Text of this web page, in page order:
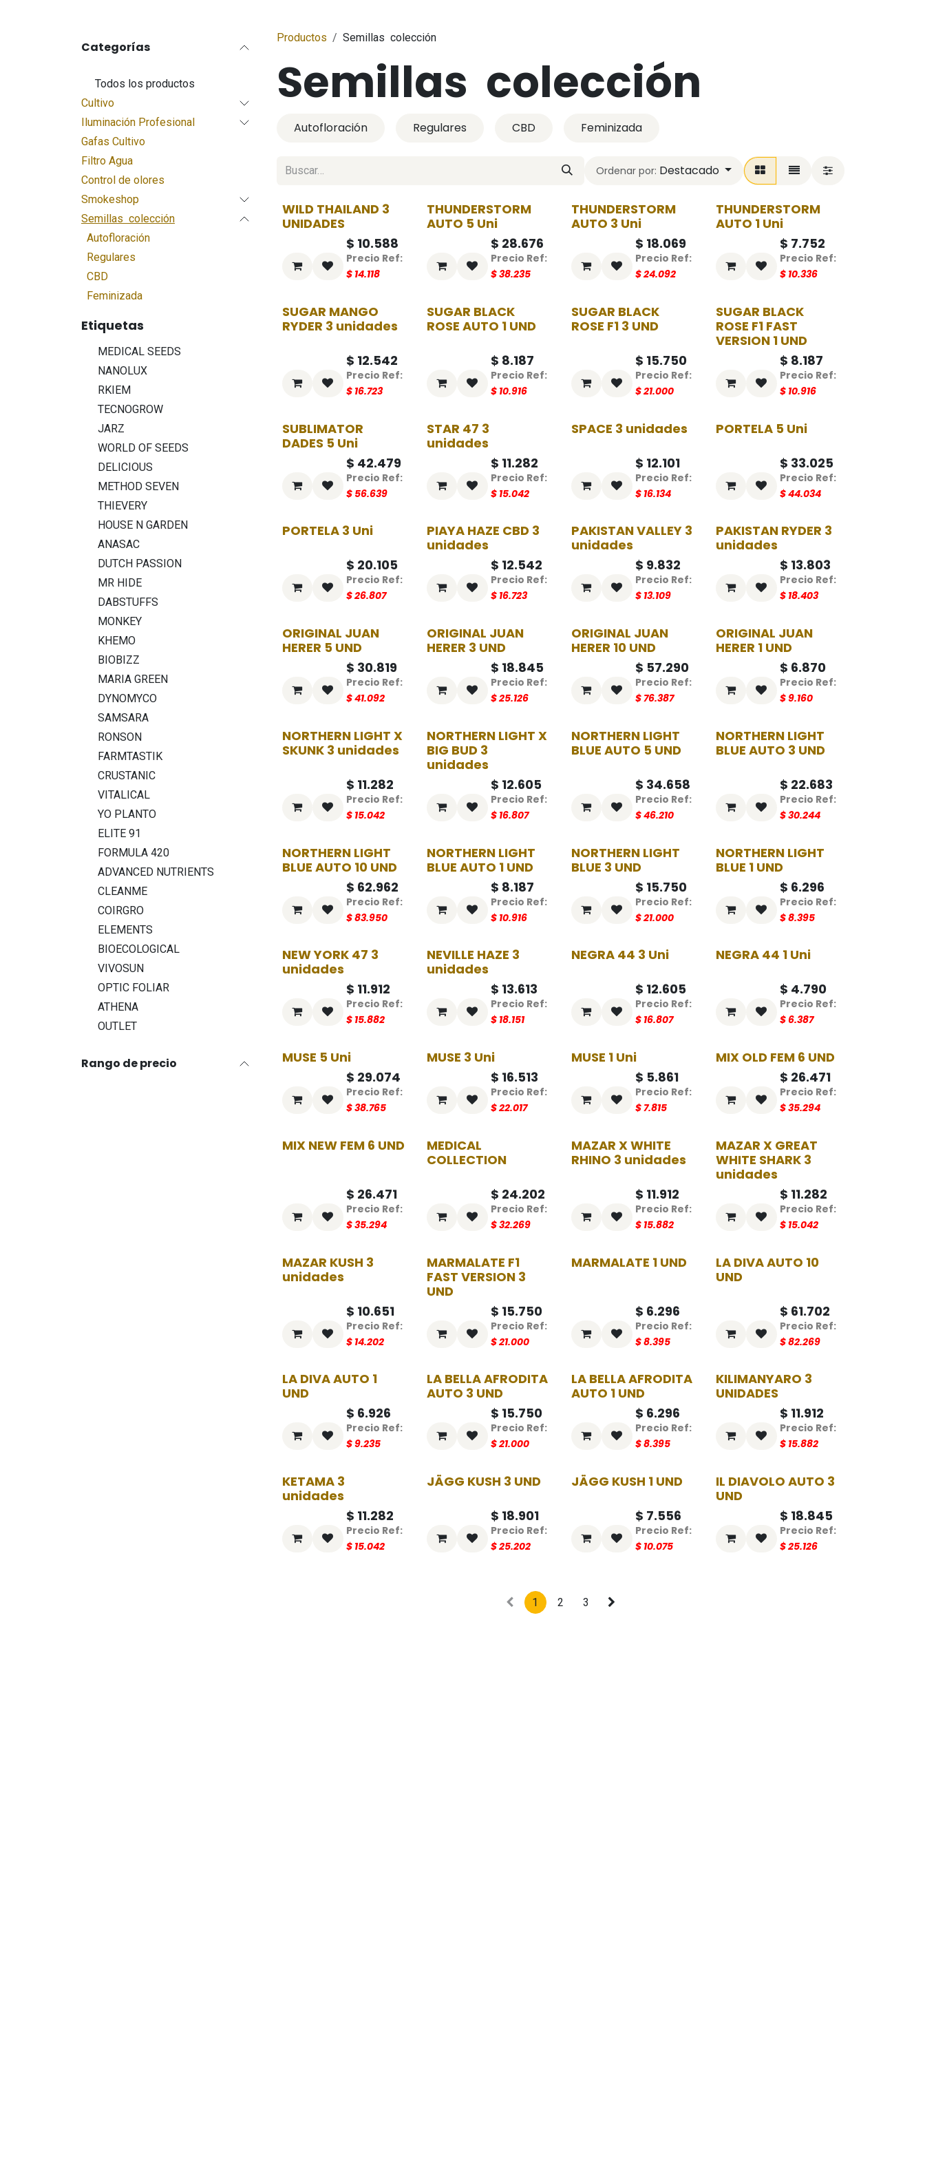
Categorías
Todos los productos
Cultivo
Iluminación Profesional
Gafas Cultivo
Filtro Agua
Control de olores
Smokeshop
Semillas colección
Autofloración
Regulares
CBD
Feminizada
Etiquetas
MEDICAL SEEDS
NANOLUX
RKIEM
TECNOGROW
JARZ
WORLD OF SEEDS
DELICIOUS
METHOD SEVEN
THIEVERY
HOUSE N GARDEN
ANASAC
DUTCH PASSION
MR HIDE
DABSTUFFS
MONKEY
KHEMO
BIOBIZZ
MARIA GREEN
DYNOMYCO
SAMSARA
RONSON
FARMTASTIK
CRUSTANIC
VITALICAL
YO PLANTO
ELITE 91
FORMULA 420
ADVANCED NUTRIENTS
CLEANME
COIRGRO
ELEMENTS
BIOECOLOGICAL
VIVOSUN
OPTIC FOLIAR
ATHENA
OUTLET
Rango de precio
Productos Semillas colección
Semillas colección
Autofloración Regulares CBD Feminizada
Ordenar por: Destacado
-25%
WILD THAILAND 3
UNIDADES
$ 10.588
$ 14.118
-25%
THUNDERSTORM
AUTO 5 Uni
$ 28.676
$38.235
-25%
THUNDERSTORM
AUTO 3 Uni
$ 18.069
$24.092
-25%
THUNDERSTORM
AUTO 1 Uni
$ 7.752
$ 10.336
-25%
SUGAR MANGO
RYDER 3 unidades
$ 12.542
$ 16.723
-25%
SUGAR BLACK
ROSE AUTO 1 UND
$ 8.187
$ 10.916
SUGAR BLACK
ROSE F1 3 UND
$ 15.750
$21.000
SUGAR BLACK
ROSE F1 FAST
VERSION 1 UND
$ 8.187
$ 10.916
SUBLIMATOR
DADES 5 Uni
$ 42.479
$ 56.639
STAR 47 3
unidades
$ 11.282
$ 15.042
-25%
SPACE 3 unidades
$ 12.101
$ 16.134
PORTELA 5 Uni
$ 33.025
$44.034
PORTELA 3 Uni
$ 20.105
$26.807
-25%
PIAYA HAZE CBD 3
unidades
$ 12.542
$ 16.723
-25%
PAKISTAN VALLEY 3
unidades
$ 9.832
$ 13.109
-25%
PAKISTAN RYDER 3
unidades
$ 13.803
$ 18.403
-25%
ORIGINAL JUAN
HERER 5 UND
$ 30.819
$41.092
-25%
ORIGINAL JUAN
HERER 3 UND
$ 18.845
$25.126
-25%
ORIGINAL JUAN
HERER 10 UND
$ 57.290
$76.387
-25%
ORIGINAL JUAN
HERER 1 UND
$ 6.870
$9.160
-25%
NORTHERN LIGHT X
SKUNK 3 unidades
$ 11.282
$ 15.042
-25%
NORTHERN LIGHT X
BIG BUD 3
unidades
$ 12.605
$ 16.807
-25%
NORTHERN LIGHT
BLUE AUTO 5 UND
$ 34.658
$46.210
-25%
NORTHERN LIGHT
BLUE AUTO 3 UND
$ 22.683
$30.244
-25%
NORTHERN LIGHT
BLUE AUTO 10 UND
$ 62.962
$83.950
-25%
NORTHERN LIGHT
BLUE AUTO 1 UND
$ 8.187
$ 10.916
-25%
NORTHERN LIGHT
BLUE 3 UND
$ 15.750
$21.000
-25%
NORTHERN LIGHT
BLUE 1 UND
$ 6.296
$8.395
NEW YORK 47 3
unidades
$ 11.912
$ 15.882
NEVILLE HAZE 3
unidades
$ 13.613
$ 18.151
-25%
NEGRA 44 3 Uni
$ 12.605
$ 16.807
NEGRA 44 1 Uni
$ 4.790
$6.387
MUSE 5 Uni
$ 29.074
$38.765
MUSE 3 Uni
$ 16.513
$22.017
MUSE 1 Uni
$ 5.861
$7.815
-25%
MIX OLD FEM 6 UND
$ 26.471
$35.294
-25%
MIX NEW FEM 6 UND
$ 26.471
$35.294
MEDICAL
COLLECTION
$ 24.202
$32.269
-25%
MAZAR X WHITE
RHINO 3 unidades
$ 11.912
$ 15.882
-25%
MAZAR X GREAT
WHITE SHARK 3
unidades
$ 11.282
$ 15.042
MAZAR KUSH 3
unidades
$ 10.651
$ 14.202
-25%
MARMALATE F1
FAST VERSION 3
UND
$ 15.750
$21.000
-25%
MARMALATE 1 UND
$ 6.296
$8.395
-25%
LA DIVA AUTO 10
UND
$ 61.702
$82.269
LA DIVA AUTO 1
UND
$ 6.926
$9.235
-25%
LA BELLA AFRODITA
AUTO 3 UND
$ 15.750
$21.000
-25%
LA BELLA AFRODITA
AUTO 1 UND
$ 6.296
$8.395
KILIMANYARO 3
UNIDADES
$ 11.912
$ 15.882
KETAMA 3
unidades
$ 11.282
$ 15.042
-25%
JÄGG KUSH 3 UND
$ 18.901
$25.202
-25%
JÄGG KUSH 1 UND
$ 7.556
$ 10.075
-25%
IL DIAVOLO AUTO 3
UND
$ 18.845
$25.126
1 2 3